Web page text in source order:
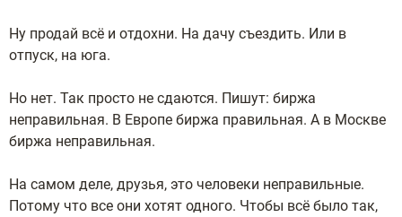
Ну продай всё и отдохни. На дачу съездить. Или в
отпуск, на юга.
Но нет. Так просто не сдаются. Пишут: биржа
неправильная. В Европе биржа правильная. А в Москве
биржа неправильная.
На самом деле, друзья, это человеки неправильные.
Потому что все они хотят одного. Чтобы всё было так,